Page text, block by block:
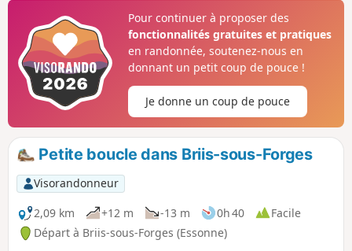
Pour continuer à proposer des
fonctionnalités gratuites et pratiques
en randonnée, soutenez-nous en
donnant un petit coup de pouce !
Je donne un coup de pouce
Petite boucle dans Briis-sous-Forges
Visorandonneur
2,09 km
+12 m -13 m 0h 40
Facile
Départ à Briis-sous-Forges (Essonne)